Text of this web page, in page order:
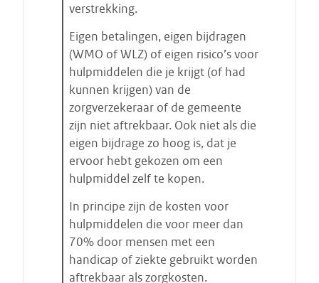
verstrekking.
Eigen betalingen, eigen bijdragen
(WMO of WLZ) of eigen risico’s voor
hulpmiddelen die je krijgt (of had
kunnen krijgen) van de
zorgverzekeraar of de gemeente
zijn niet aftrekbaar. Ook niet als die
eigen bijdrage zo hoog is, dat je
ervoor hebt gekozen om een
hulpmiddel zelf te kopen.
In principe zijn de kosten voor
hulpmiddelen die voor meer dan
70% door mensen met een
handicap of ziekte gebruikt worden
aftrekbaar als zorgkosten.